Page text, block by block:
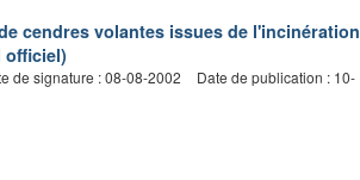
cendres volantes issues de l'incinération
officiel)
de signature : 08-08-2002
Date de publication : 10-